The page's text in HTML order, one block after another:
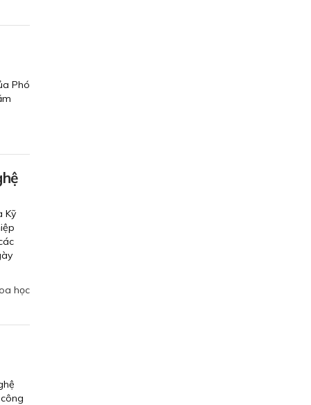
Phó
Kỹ
học